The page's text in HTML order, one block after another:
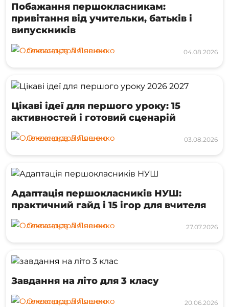
Побажання першокласникам:
привітання від учительки, батьків і
випускників
Олександра Ляшенко 04.08.2026
Цікаві ідеї для першого уроку: 15
активностей і готовий сценарій
Олександра Ляшенко 03.08.2026
Адаптація першокласників НУШ:
практичний гайд і 15 ігор для вчителя
Олександра Ляшенко 27.07.2026
Завдання на літо для 3 класу
Олександра Ляшенко 20.06.2026